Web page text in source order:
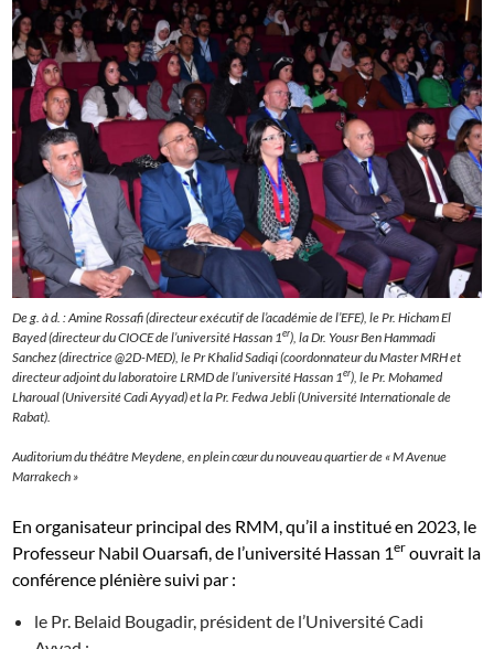
De g. à d. : Amine Rossafi (directeur exécutif de l’académie de l’EFE), le Pr. Hicham El
Bayed (directeur du CIOCE de l’université Hassan 1er), la Dr. Yousr Ben Hammadi
Sanchez (directrice @2D-MED), le Pr Khalid Sadiqi (coordonnateur du Master MRH et
directeur adjoint du laboratoire LRMD de l’université Hassan 1er), le Pr. Mohamed
Lharoual (Université Cadi Ayyad) et la Pr. Fedwa Jebli (Université Internationale de
Rabat).
Auditorium du théâtre Meydene, en plein cœur du nouveau quartier de « M Avenue
Marrakech »
En organisateur principal des RMM, qu’il a institué en 2023, le
Professeur Nabil Ouarsafi, de l’université Hassan 1er ouvrait la
conférence plénière suivi par :
le Pr. Belaid Bougadir, président de l’Université Cadi